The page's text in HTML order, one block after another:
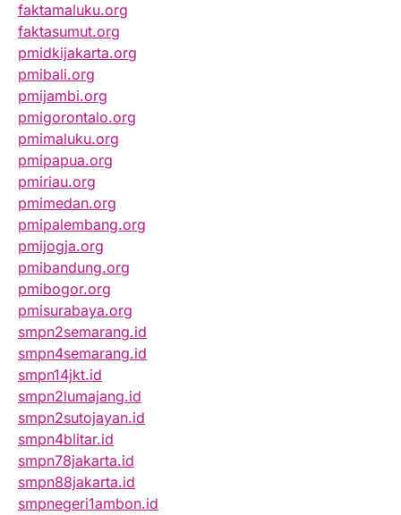
faktamaluku.org
faktasumut.org
pmidkijakarta.org
pmibali.org
pmijambi.org
pmigorontalo.org
pmimaluku.org
pmipapua.org
pmiriau.org
pmimedan.org
pmipalembang.org
pmijogja.org
pmibandung.org
pmibogor.org
pmisurabaya.org
smpn2semarang.id
smpn4semarang.id
smpn14jkt.id
smpn2lumajang.id
smpn2sutojayan.id
smpn4blitar.id
smpn78jakarta.id
smpn88jakarta.id
smpnegeri1ambon.id